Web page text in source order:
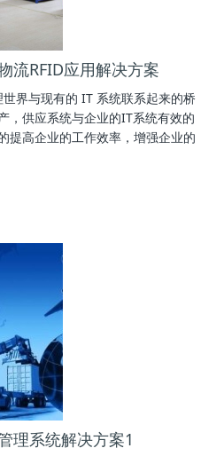
流RFID应用解决方案
界与现有的 IT 系统联系起来的桥
，供应系统与企业的IT系统有效的
提高企业的工作效率，增强企业的
理系统解决方案1